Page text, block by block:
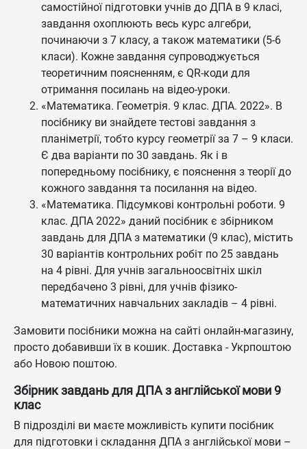
самостійної підготовки учнів до ДПА в 9 класі,
завдання охоплюють весь курс алгебри,
починаючи з 7 класу, а також математики (5-6
класи). Кожне завдання супроводжується
теоретичним поясненням, є QR-коди для
отримання посилань на відео-уроки.
«Математика. Геометрія. 9 клас. ДПА. 2022». В
посібнику ви знайдете тестові завдання з
планіметрії, тобто курсу геометрії за 7 – 9 класи.
Є два варіанти по 30 завдань. Як і в
попередньому посібнику, є пояснення з теорії до
кожного завдання та посилання на відео.
«Математика. Підсумкові контрольні роботи. 9
клас. ДПА 2022» даний посібник є збірником
завдань для ДПА з математики (9 клас), містить
30 варіантів контрольних робіт по 25 завдань
на 4 рівні. Для учнів загальноосвітніх шкіл
передбачено 3 рівні, для учнів фізико-
математичних навчальних закладів – 4 рівні.
Замовити посібники можна на сайті онлайн-магазину,
просто добавивши їх в кошик. Доставка - Укрпоштою
або Новою поштою.
Збірник завдань для ДПА з англійської мови 9
клас
В підрозділі ви маєте можливість купити посібник
для підготовки і складання ДПА з англійської мови –